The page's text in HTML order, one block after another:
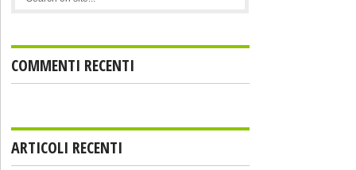
COMMENTI RECENTI
ARTICOLI RECENTI